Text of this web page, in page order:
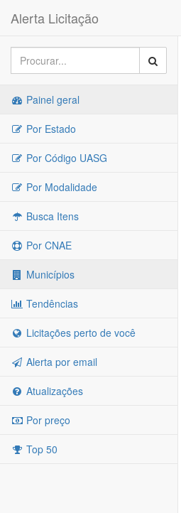
Alerta Licitação
Painel geral
Por Estado
Por Código UASG
Por Modalidade
Busca Itens
Por CNAE
Municípios
Tendências
Licitações perto de você
Alerta por email
Atualizações
Por preço
Top 50